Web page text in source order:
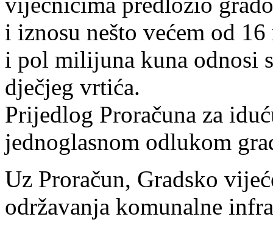
i iznosu nešto većem od
i pol milijuna kuna odnosi
dječjeg vrtića.
Prijedlog Proračuna za
jednoglasnom odlukom
Uz Proračun, Gradsko
održavanja komunalne